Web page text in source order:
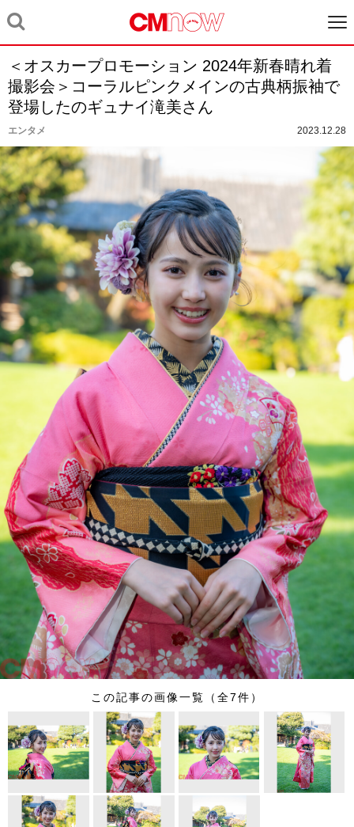
＜オスカープロモーション 2024年新春晴れ着
撮影会＞コーラルピンクメインの古典柄振袖で
登場したのギュナイ滝美さん
エンタメ 2023.12.28
この記事の画像一覧（全7件）